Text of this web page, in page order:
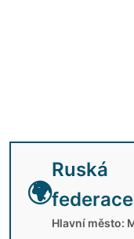
🌍
Ruská
federace
Hlavní město: